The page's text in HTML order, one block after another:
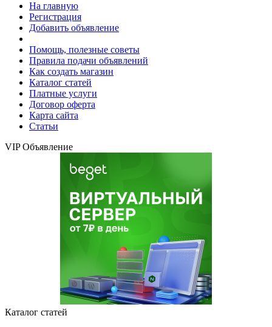
На главную
Регистрация
Добавить объявление
Помощь, полезные советы
Правила подачи объявлений
Как создать магазин
Каталог статей
Платные услуги
Договор оферта
Карта сайта
Статьи
VIP Объявление
Каталог статей